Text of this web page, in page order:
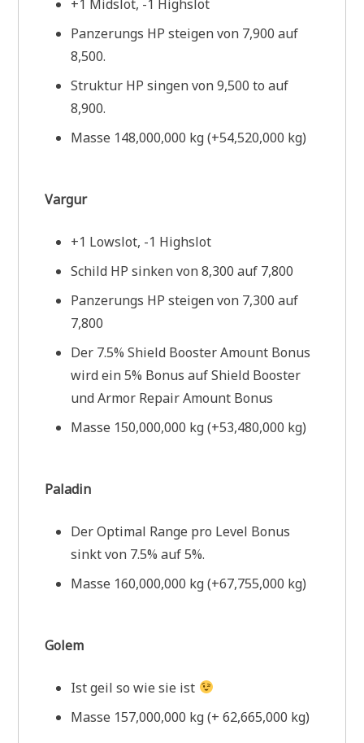
+1 Midslot, -1 Highslot
Panzerungs HP steigen von 7,900 auf
8,500.
Struktur HP singen von 9,500 to auf
8,900.
Masse 148,000,000 kg (+54,520,000 kg)
Vargur
+1 Lowslot, -1 Highslot
Schild HP sinken von 8,300 auf 7,800
Panzerungs HP steigen von 7,300 auf
7,800
Der 7.5% Shield Booster Amount Bonus
wird ein 5% Bonus auf Shield Booster
und Armor Repair Amount Bonus
Masse 150,000,000 kg (+53,480,000 kg)
Paladin
Der Optimal Range pro Level Bonus
sinkt von 7.5% auf 5%.
Masse 160,000,000 kg (+67,755,000 kg)
Golem
Ist geil so wie sie ist
Masse 157,000,000 kg (+ 62,665,000 kg)